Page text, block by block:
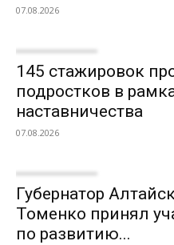
07.08.2026
145 стажировок
подростков в
наставничества
07.08.2026
Губернатор
Томенко принял
по развитию...